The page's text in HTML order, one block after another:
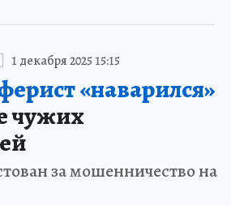
1 декабря 2025 15:15
«наварился»
чужих
за мошенничество на